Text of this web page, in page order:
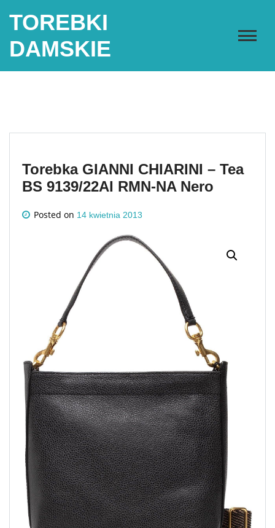
TOREBKI
DAMSKIE
Torebka GIANNI CHIARINI – Tea
BS 9139/22AI RMN-NA Nero
Posted on 14 kwietnia 2013